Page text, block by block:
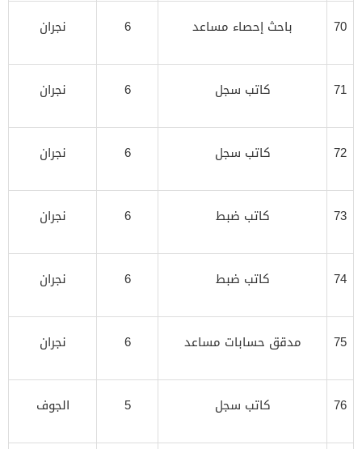
70 باحث إحصاء مساعد 6 نجران
71 كاتب سجل 6 نجران
72 كاتب سجل 6 نجران
73 كاتب ضبط 6 نجران
74 كاتب ضبط 6 نجران
75 مدقق حسابات مساعد 6 نجران
76 كاتب سجل 5 الجوف